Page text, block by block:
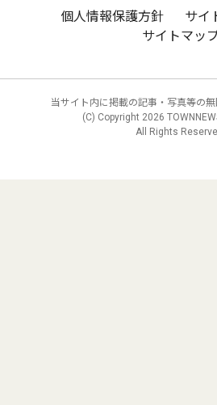
個人情報保護方針
サイ
サイトマッ
当サイト内に掲載の記事・写真等の無
(C) Copyright 2026
All Rights